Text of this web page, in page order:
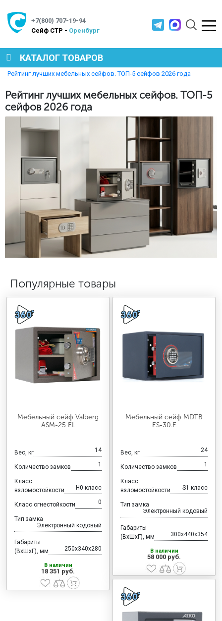
+7(800) 707-19-94
Cейф СТР - Оренбург
КАТАЛОГ ТОВАРОВ
МЕТАЛЛИЧЕСКАЯ МЕБЕЛЬ
ПРОИЗВОДСТВЕННАЯ МЕБЕЛЬ
МЕДИЦИНСКАЯ МЕБЕЛЬ
СИСТЕМЫ ХРАНЕНИЯ
ОФИСНАЯ МЕБЕЛЬ
МЕБЕЛЬ ДЛЯ ДОМА
МЕБЕЛЬ ДЛЯ СТОЛОВЫХ
Главная
Полезная информация
Рейтинг лучших мебельных сейфов. ТОП-5 сейфов 2026 года
Рейтинг лучших мебельных сейфов. ТОП-5
сейфов 2026 года
Популярные товары
Мебельный сейф Valberg
ASM-25 EL
Вес, кг 14
Количество замков 1
Класс
взломостойкости
H0 класс
Класс огнестойкости 0
Тип замка
Электронный кодовый
Габариты
(ВхШхГ), мм
250x340x280
В наличии
18 351 руб.
Мебельный сейф MDTB
ES-30.Е
Вес, кг 24
Количество замков 1
Класс
взломостойкости
S1 класс
Тип замка
Электронный кодовый
Габариты
(ВхШхГ), мм
300x440x354
В наличии
58 000 руб.